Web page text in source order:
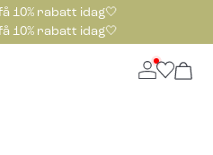
10% rabatt idag🤍
10% rabatt idag🤍